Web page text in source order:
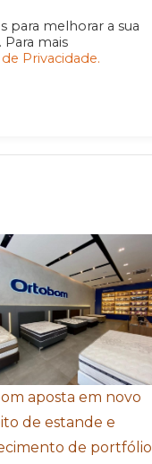
para melhorar a sua
mais
Privacidade.
aposta em novo
de estande e
de portfólio